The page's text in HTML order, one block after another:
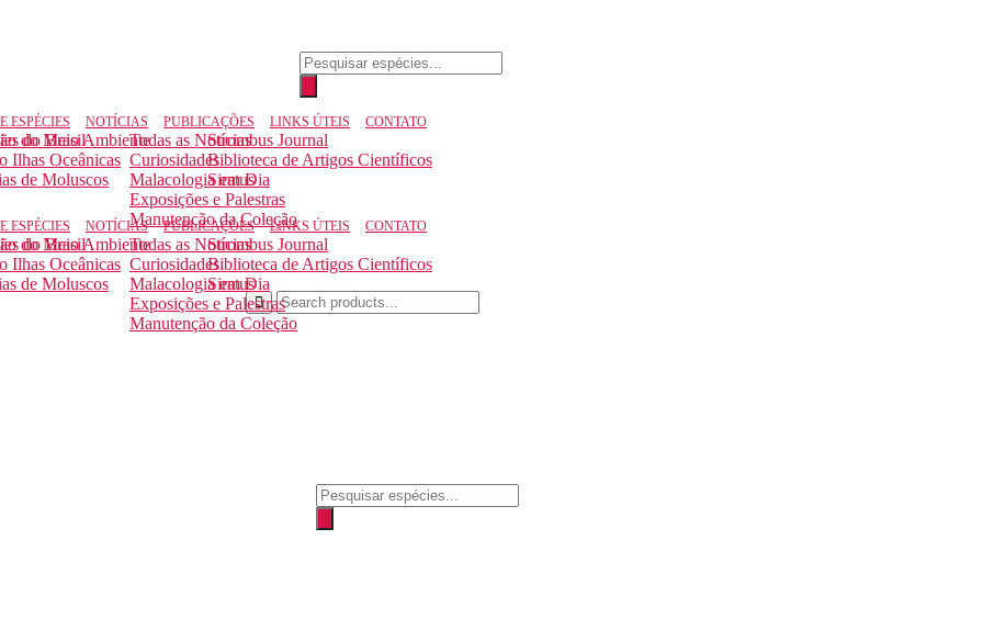
do Meio Ambiente
ESPÉCIES
do Brasil
Ilhas Oceânicas
de Moluscos
NOTÍCIAS
Todas as Notícias
Curiosidades
Malacologia em Dia
Exposições e Palestras
Manutenção da Coleção
PUBLICAÇÕES
Strombus Journal
Biblioteca de Artigos Científicos
Siratus
LINKS ÚTEIS CONTATO
do Meio Ambiente
ESPÉCIES
do Brasil
Ilhas Oceânicas
de Moluscos
NOTÍCIAS
Todas as Notícias
Curiosidades
Malacologia em Dia
Exposições e Palestras
Manutenção da Coleção
PUBLICAÇÕES
Strombus Journal
Biblioteca de Artigos Científicos
Siratus
LINKS ÚTEIS CONTATO